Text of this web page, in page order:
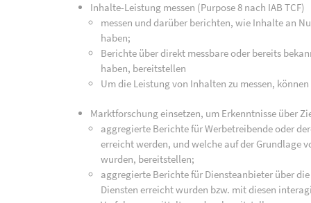
Inhalte-Leistung messen (Purpose 8 nach IAB TCF)
messen und darüber berichten, wie Inhalte an
haben;
Berichte über direkt messbare oder bereits
haben, bereitstellen
Um die Leistung von Inhalten zu messen,
Marktforschung einsetzen, um Erkenntnisse über
aggregierte Berichte für Werbetreibende oder
erreicht werden, und welche auf der Grundlage
wurden, bereitstellen;
aggregierte Berichte für Diensteanbieter über
Diensten erreicht wurden bzw. mit diesen